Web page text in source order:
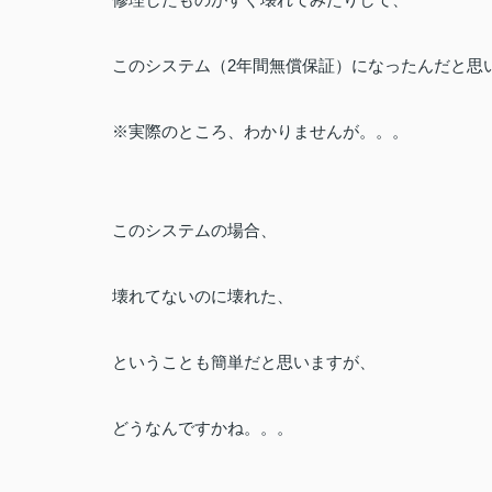
このシステム（2年間無償保証）になったんだと思
※実際のところ、わかりませんが。。。
このシステムの場合、
壊れてないのに壊れた、
ということも簡単だと思いますが、
どうなんですかね。。。